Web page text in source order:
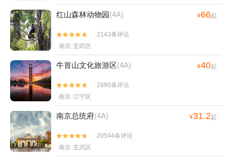
红山森林动物园(4A) ¥66起


2143条评论
南京·玄武区
牛首山文化旅游区(4A) ¥40起


2680条评论
南京·江宁区
南京总统府(4A) ¥31.2起


20544条评论
南京·玄武区